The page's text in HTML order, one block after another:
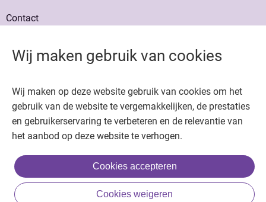
Wij maken gebruik van cookies
Wij maken op deze website gebruik van cookies om het
gebruik van de website te vergemakkelijken, de prestaties
en gebruikerservaring te verbeteren en de relevantie van
het aanbod op deze website te verhogen.
Cookies accepteren
Cookies weigeren
Contact
Colofon
Adverteren
Copyright © 2026. Uitgeverij Jaap. Alle rechten voorbehouden.